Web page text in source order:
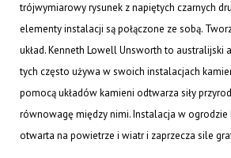
trójwymiarowy rysunek z napiętych czarnych
elementy instalacji są połączone ze sobą.
układ. Kenneth Lowell Unsworth to australijski
tych często używa w swoich instalacjach
pomocą układów kamieni odtwarza siły
równowagę między nimi. Instalacja w ogrodzie
otwarta na powietrze i wiatr i zaprzecza sile